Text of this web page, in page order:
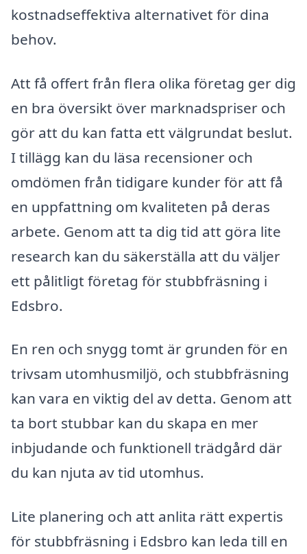
kostnadseffektiva alternativet för dina
behov.
Att få offert från flera olika företag ger dig
en bra översikt över marknadspriser och
gör att du kan fatta ett välgrundat beslut.
I tillägg kan du läsa recensioner och
omdömen från tidigare kunder för att få
en uppfattning om kvaliteten på deras
arbete. Genom att ta dig tid att göra lite
research kan du säkerställa att du väljer
ett pålitligt företag för stubbfräsning i
Edsbro.
En ren och snygg tomt är grunden för en
trivsam utomhusmiljö, och stubbfräsning
kan vara en viktig del av detta. Genom att
ta bort stubbar kan du skapa en mer
inbjudande och funktionell trädgård där
du kan njuta av tid utomhus.
Lite planering och att anlita rätt expertis
för stubbfräsning i Edsbro kan leda till en